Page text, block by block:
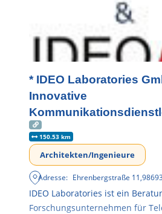
* IDEO Laboratories
Innovative
150.53 km
Architekten/Ingenieure
Adresse: Ehrenbergstraße 11,
IDEO Laboratories ist ein
Forschungsunternehmen für